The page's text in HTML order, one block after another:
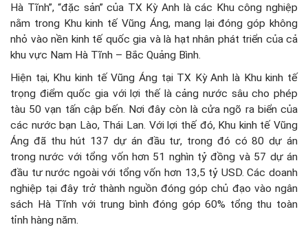
Hà Tĩnh”, “đặc sản” của TX Kỳ Anh là các Khu công nghiệp
nằm trong Khu kinh tế Vũng Áng, mang lại đóng góp không
nhỏ vào nền kinh tế quốc gia và là hạt nhân phát triển của cả
khu vực Nam Hà Tĩnh – Bắc Quảng Bình.
Hiện tại, Khu kinh tế Vũng Áng tại TX Kỳ Anh là Khu kinh tế
trọng điểm quốc gia với lợi thế là cảng nước sâu cho phép
tàu 50 vạn tấn cập bến. Nơi đây còn là cửa ngõ ra biển của
các nước bạn Lào, Thái Lan. Với lợi thế đó, Khu kinh tế Vũng
Áng đã thu hút 137 dự án đầu tư, trong đó có 80 dự án
trong nước với tổng vốn hơn 51 nghìn tỷ đồng và 57 dự án
đầu tư nước ngoài với tổng vốn hơn 13,5 tỷ USD. Các doanh
nghiệp tại đây trở thành nguồn đóng góp chủ đạo vào ngân
sách Hà Tĩnh với trung bình đóng góp 60% tổng thu toàn
tỉnh hàng năm.